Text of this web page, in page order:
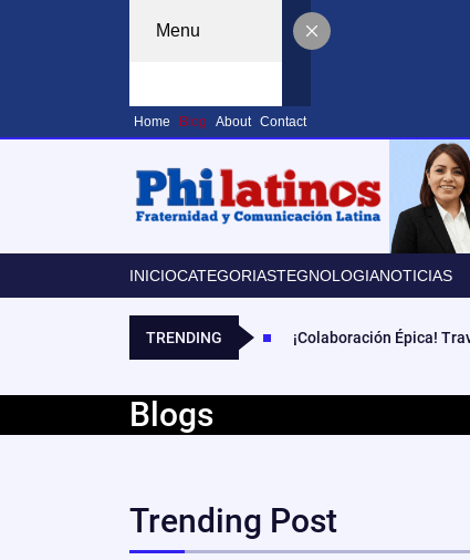
Menu
Home Blog About Contact
INICIOCATEGORIASTEGNOLOGIANOTICIAS
TRENDING ¡Colaboración Épica!
Blogs
Trending Post